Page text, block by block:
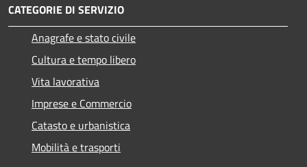
CATEGORIE DI SERVIZIO
Anagrafe e stato civile
Cultura e tempo libero
Vita lavorativa
Imprese e Commercio
Catasto e urbanistica
Mobilità e trasporti